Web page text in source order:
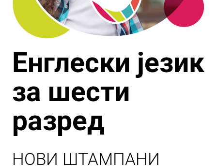
Енглески језик
за шести
разред
НОВИ ШТАМПАНИ